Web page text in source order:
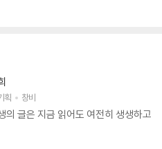
획 창비
의 글은 지금 읽어도 여전히 생생하고